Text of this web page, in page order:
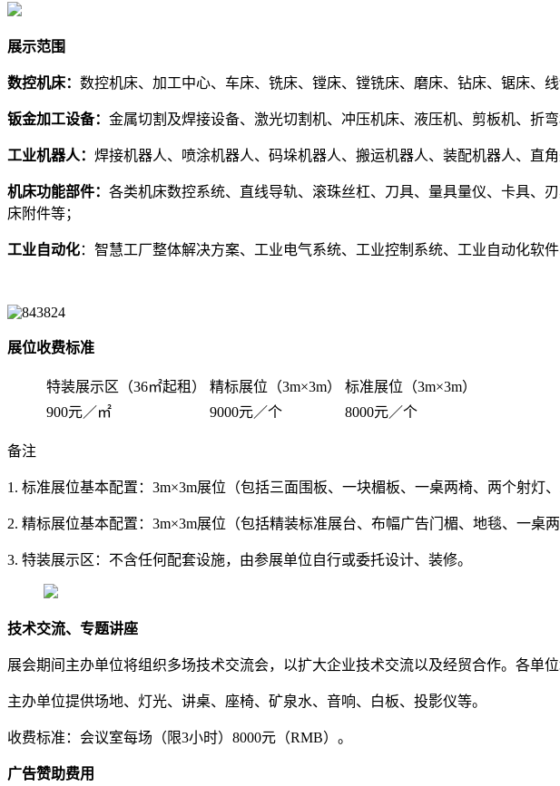
展示范围
数控机床： 数控机床、加工中心、车床、铣床、镗床、镗铣床、磨床、钻床、锯床、线
钣金加工设备： 金属切割及焊接设备、激光切割机、冲压机床、液压机、剪板机、折
工业机器人： 焊接机器人、喷涂机器人、码垛机器人、搬运机器人、装配机器人、直
机床功能部件： 各类机床数控系统、直线导轨、滚珠丝杠、刀具、量具量仪、卡具、
床附件等；
工业自动化：智慧工厂整体解决方案、工业电气系统、工业控制系统、工业自动化软
展位收费标准
特装展示区（36㎡起租） 精标展位（3m×3m）
标准展位（3m×3m）
900元／㎡
9000元／个 8000元／个
备注
1. 标准展位基本配置：3m×3m展位（包括三面围板、一块楣板、一桌两椅、两个射灯、
2. 精标展位基本配置：3m×3m展位（包括精装标准展台、布幅广告门楣、地毯、一桌
3. 特装展示区：不含任何配套设施，由参展单位自行或委托设计、装修。
技术交流、专题讲座
展会期间主办单位将组织多场技术交流会，以扩大企业技术交流以及经贸合作。各单
主办单位提供场地、灯光、讲桌、座椅、矿泉水、音响、白板、投影仪等。
收费标准：会议室每场（限3小时）8000元（RMB）。
广告赞助费用